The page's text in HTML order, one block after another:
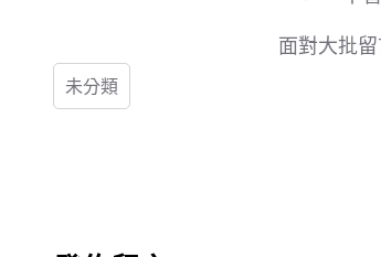
面對大批
未分類